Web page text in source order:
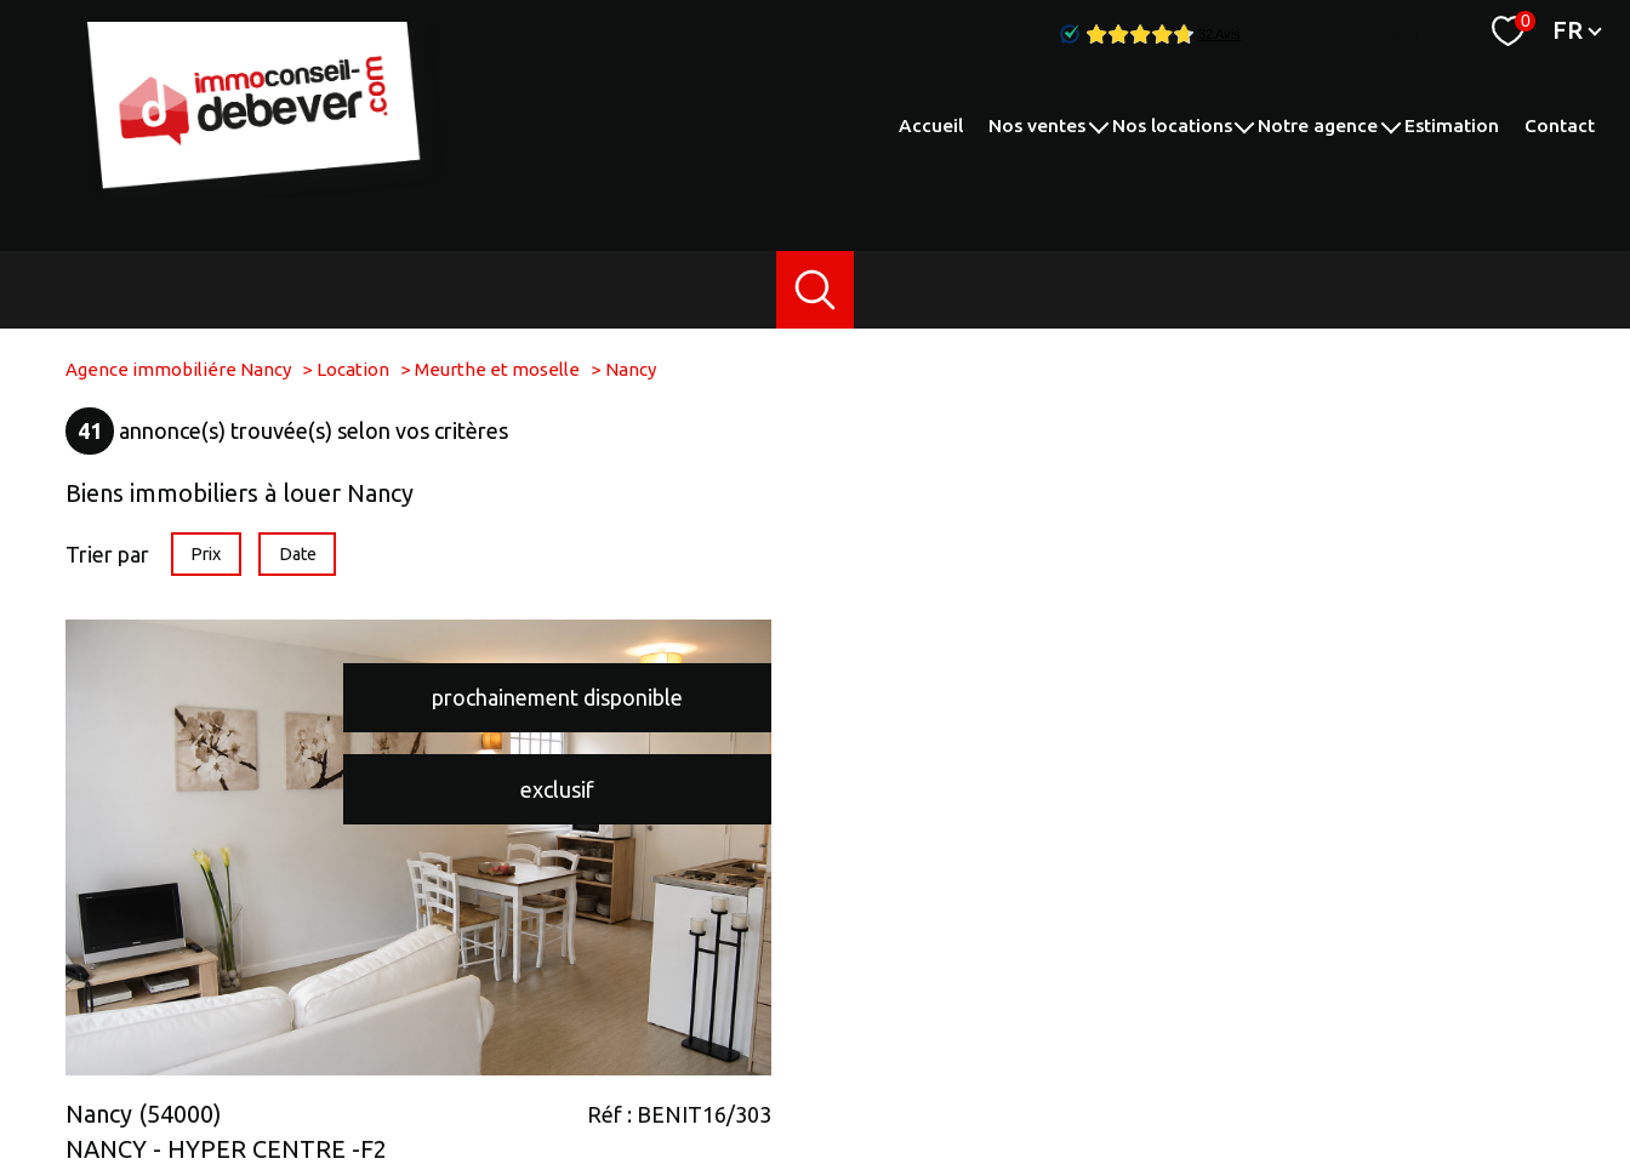
0 Langue
FR
accueil nos ventes nos locations notre agence
syndic de copropriété
estimation contact
Agence immobiliére Nancy Location Meurthe et moselle Nancy
41 annonce(s) trouvée(s) selon vos critères
Biens immobiliers à louer Nancy
Trier par Prix Date
prochainement disponible
exclusif
bien
Nancy (54000)
NANCY - HYPER CENTRE -F2
Réf : BENIT16/303